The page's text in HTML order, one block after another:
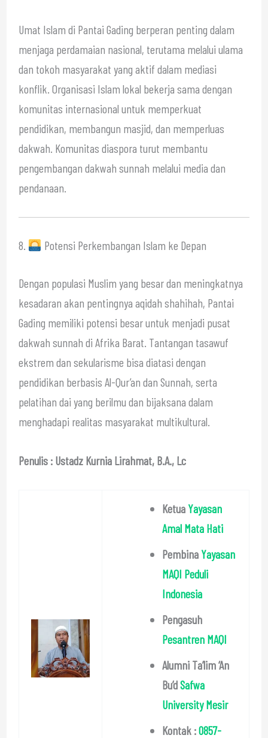
Umat Islam di Pantai Gading berperan penting dalam
menjaga perdamaian nasional, terutama melalui ulama
dan tokoh masyarakat yang aktif dalam mediasi
konflik. Organisasi Islam lokal bekerja sama dengan
komunitas internasional untuk memperkuat
pendidikan, membangun masjid, dan memperluas
dakwah. Komunitas diaspora turut membantu
pengembangan dakwah sunnah melalui media dan
pendanaan.
8. Potensi Perkembangan Islam ke Depan
Dengan populasi Muslim yang besar dan meningkatnya
kesadaran akan pentingnya aqidah shahihah, Pantai
Gading memiliki potensi besar untuk menjadi pusat
dakwah sunnah di Afrika Barat. Tantangan tasawuf
ekstrem dan sekularisme bisa diatasi dengan
pendidikan berbasis Al-Qur’an dan Sunnah, serta
pelatihan dai yang berilmu dan bijaksana dalam
menghadapi realitas masyarakat multikultural.
Penulis : Ustadz Kurnia Lirahmat, B.A., Lc
Ketua Yayasan
Amal Mata Hati
Pembina Yayasan
MAQI Peduli
Indonesia
Pengasuh
Pesantren MAQI
Alumni Ta’lim ‘An
Bu’dSafwa
University Mesir
Kontak :0857-